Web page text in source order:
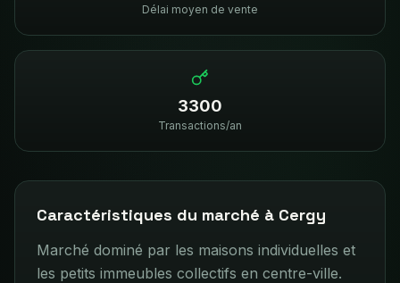
Délai moyen de vente
3300
Transactions/an
Caractéristiques du marché à Cergy
Marché dominé par les maisons individuelles et
les petits immeubles collectifs en centre-ville.